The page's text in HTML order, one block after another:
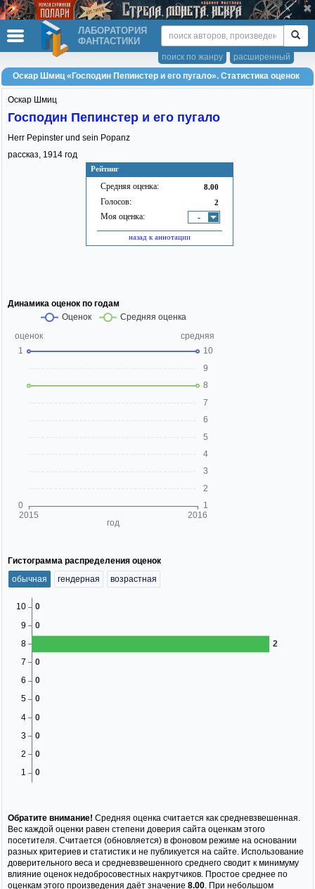
ЛАБОРАТОРИЯ
ФАНТАСТИКИ
расширенный
поиск по жанру
Оскар Шмиц «Господин Пепинстер и его пугало». Статистика оценок
Рейтинг
Средняя оценка: 8.00
Голосов: 2
Моя оценка: -
назад к аннотации
Оскар Шмиц
Господин Пепинстер и его пугало
Herr Pepinster und sein Popanz
рассказ, 1914 год
Динамика оценок по годам
Гистограмма распределения оценок
обычная
гендерная возрастная
Обратите внимание! Средняя оценка считается как средневзвешенная.
Вес каждой оценки равен степени доверия сайта оценкам этого
посетителя. Считается (обновляется) в фоновом режиме на основании
разных критериев и статистик и не публикуется на сайте. Использование
доверительного веса и средневзвешенного среднего сводит к минимуму
влияние оценок недобросовестных накрутчиков. Простое среднее по
оценкам этого произведения даёт значение 8.00 . При небольшом